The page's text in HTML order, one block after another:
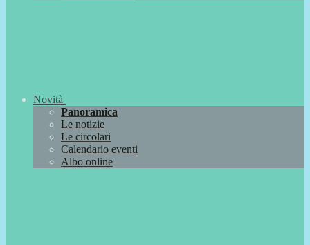
Novità
Panoramica
Le notizie
Le circolari
Calendario eventi
Albo online